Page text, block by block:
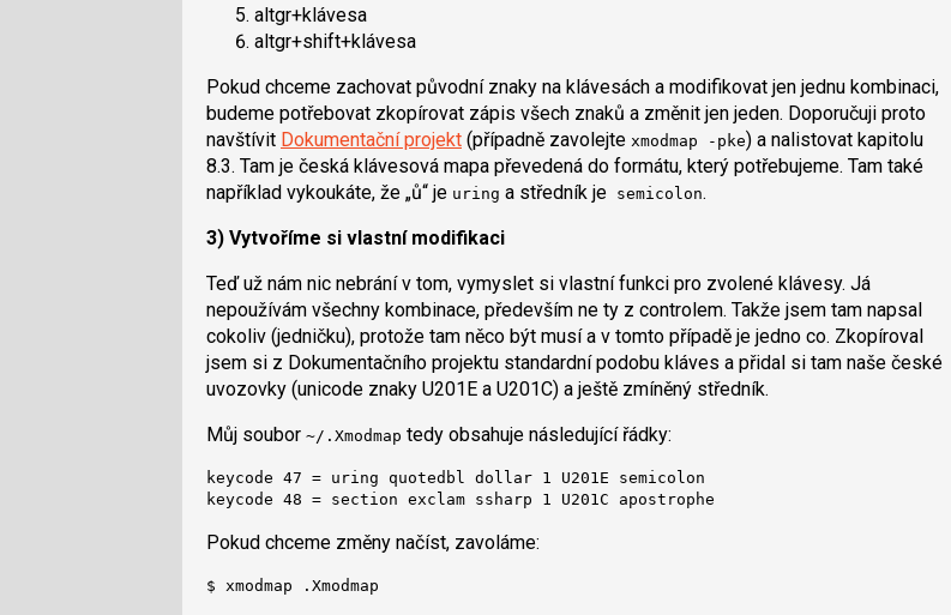
altgr+klávesa
altgr+shift+klávesa
Pokud chceme zachovat původní znaky na klávesách a modifikovat jen jednu kombinaci,
budeme potřebovat zkopírovat zápis všech znaků a změnit jen jeden. Doporučuji proto
navštívit Dokumentační projekt (případně zavolejte xmodmap -pke) a nalistovat kapitolu
8.3. Tam je česká klávesová mapa převedená do formátu, který potřebujeme. Tam také
například vykoukáte, že „ů“ je uring a středník je semicolon.
3) Vytvoříme si vlastní modifikaci
Teď už nám nic nebrání v tom, vymyslet si vlastní funkci pro zvolené klávesy. Já
nepoužívám všechny kombinace, především ne ty z controlem. Takže jsem tam napsal
cokoliv (jedničku), protože tam něco být musí a v tomto případě je jedno co. Zkopíroval
jsem si z Dokumentačního projektu standardní podobu kláves a přidal si tam naše české
uvozovky (unicode znaky U201E a U201C) a ještě zmíněný středník.
Můj soubor ~/.Xmodmap tedy obsahuje následující řádky:
keycode 47 = uring quotedbl dollar 1 U201E semicolon
keycode 48 = section exclam ssharp 1 U201C apostrophe
Pokud chceme změny načíst, zavoláme:
$ xmodmap .Xmodmap